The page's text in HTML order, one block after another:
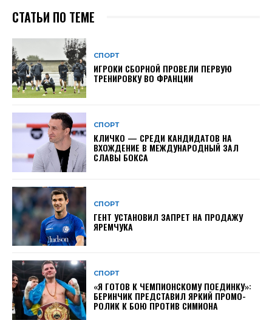
СТАТЬИ ПО ТЕМЕ
СПОРТ
ИГРОКИ СБОРНОЙ ПРОВЕЛИ ПЕРВУЮ
ТРЕНИРОВКУ ВО ФРАНЦИИ
СПОРТ
КЛИЧКО — СРЕДИ КАНДИДАТОВ НА
ВХОЖДЕНИЕ В МЕЖДУНАРОДНЫЙ ЗАЛ
СЛАВЫ БОКСА
СПОРТ
ГЕНТ УСТАНОВИЛ ЗАПРЕТ НА ПРОДАЖУ
ЯРЕМЧУКА
СПОРТ
«Я ГОТОВ К ЧЕМПИОНСКОМУ ПОЕДИНКУ»:
БЕРИНЧИК ПРЕДСТАВИЛ ЯРКИЙ ПРОМО-
РОЛИК К БОЮ ПРОТИВ СИМИОНА